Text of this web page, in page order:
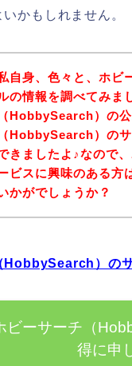
かもしれません。
自身、色々と、ホビ
の情報を調べてみま
（HobbySearch）の
（HobbySearch）の
きましたよ♪なので
ビスに興味のある方
かがでしょうか？
HobbySearch）の
ビーサーチ（
得に申